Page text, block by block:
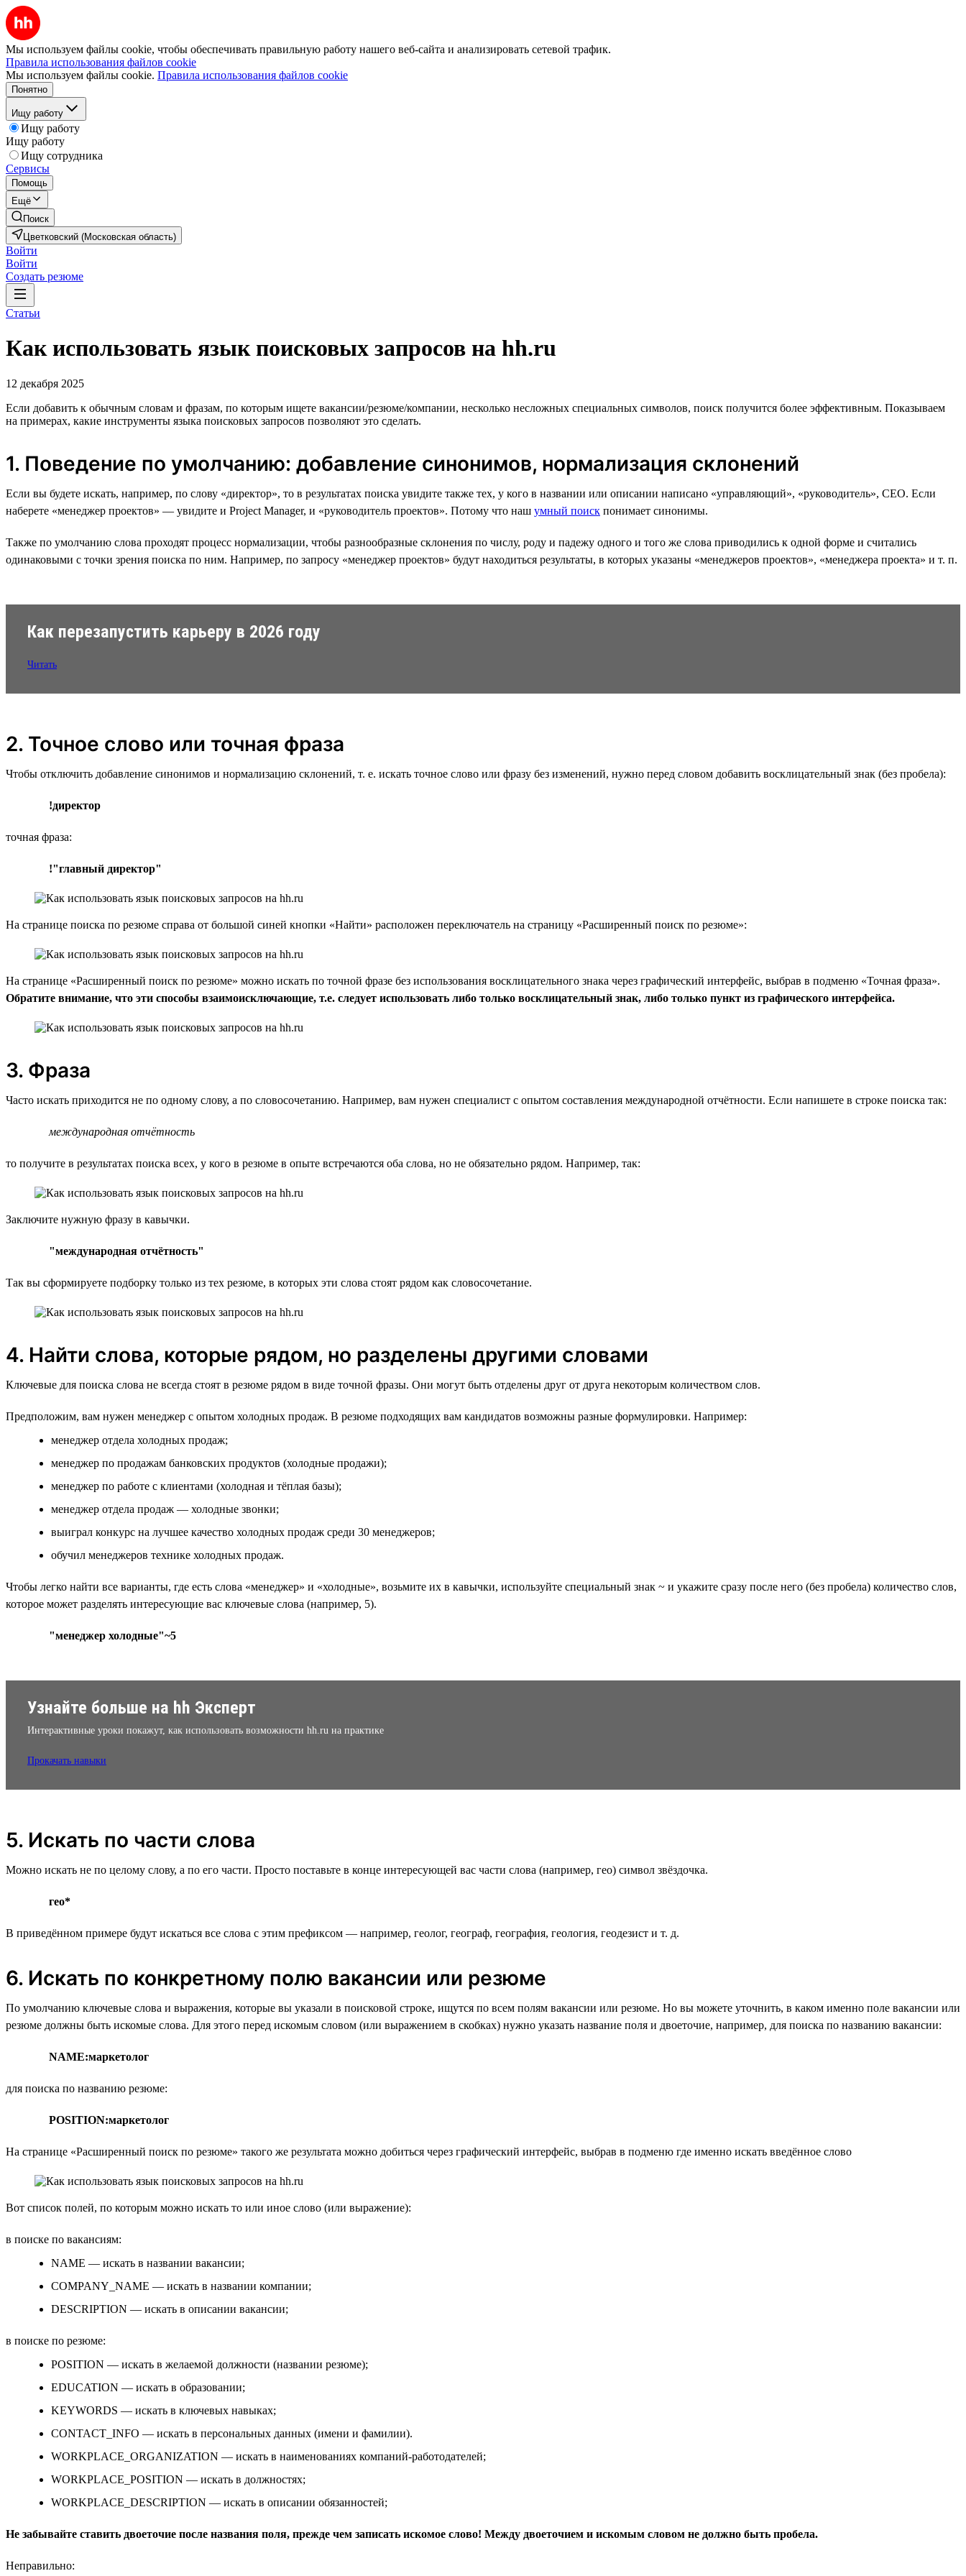
Мы используем файлы cookie, чтобы обеспечивать правильную работу нашего веб-сайта и анализировать сетевой трафик.
Правила использования файлов cookie
Мы используем файлы cookie. Правила использования файлов cookie
Понятно
Ищу работу
Ищу работу
Ищу работу
Ищу сотрудника
Сервисы
Помощь
Ещё
Поиск
Цветковский (Московская область)
Войти
Войти
Создать резюме
Статьи
Как использовать язык поисковых запросов на hh.ru
12 декабря 2025
Если добавить к обычным словам и фразам, по которым ищете вакансии/резюме/компании, несколько несложных специальных символов, поиск получится более эффективным. Показываем
на примерах, какие инструменты языка поисковых запросов позволяют это сделать.
1. Поведение по умолчанию: добавление синонимов, нормализация склонений
Если вы будете искать, например, по слову «директор», то в результатах поиска увидите также тех, у кого в названии или описании написано «управляющий», «руководитель», CEO. Если
наберете «менеджер проектов» — увидите и Project Manager, и «руководитель проектов». Потому что наш умный поиск понимает синонимы.
Также по умолчанию слова проходят процесс нормализации, чтобы разнообразные склонения по числу, роду и падежу одного и того же слова приводились к одной форме и считались
одинаковыми с точки зрения поиска по ним. Например, по запросу «менеджер проектов» будут находиться результаты, в которых указаны «менеджеров проектов», «менеджера проекта» и т. п.
Как перезапустить карьеру в 2026 году
Читать
2. Точное слово или точная фраза
Чтобы отключить добавление синонимов и нормализацию склонений, т. е. искать точное слово или фразу без изменений, нужно перед словом добавить восклицательный знак (без пробела):
!директор
точная фраза:
!"главный директор"
На странице поиска по резюме справа от большой синей кнопки «Найти» расположен переключатель на страницу «Расширенный поиск по резюме»:
На странице «Расширенный поиск по резюме» можно искать по точной фразе без использования восклицательного знака через графический интерфейс, выбрав в подменю «Точная фраза».
Обратите внимание, что эти способы взаимоисключающие, т.е. следует использовать либо только восклицательный знак, либо только пункт из графического интерфейса.
3. Фраза
Часто искать приходится не по одному слову, а по словосочетанию. Например, вам нужен специалист с опытом составления международной отчётности. Если напишете в строке поиска так:
международная отчётность
то получите в результатах поиска всех, у кого в резюме в опыте встречаются оба слова, но не обязательно рядом. Например, так:
Заключите нужную фразу в кавычки.
"международная отчётность"
Так вы сформируете подборку только из тех резюме, в которых эти слова стоят рядом как словосочетание.
4. Найти слова, которые рядом, но разделены другими словами
Ключевые для поиска слова не всегда стоят в резюме рядом в виде точной фразы. Они могут быть отделены друг от друга некоторым количеством слов.
Предположим, вам нужен менеджер с опытом холодных продаж. В резюме подходящих вам кандидатов возможны разные формулировки. Например:
менеджер отдела холодных продаж;
менеджер по продажам банковских продуктов (холодные продажи);
менеджер по работе с клиентами (холодная и тёплая базы);
менеджер отдела продаж — холодные звонки;
выиграл конкурс на лучшее качество холодных продаж среди 30 менеджеров;
обучил менеджеров технике холодных продаж.
Чтобы легко найти все варианты, где есть слова «менеджер» и «холодные», возьмите их в кавычки, используйте специальный знак ~ и укажите сразу после него (без пробела) количество слов,
которое может разделять интересующие вас ключевые слова (например, 5).
"менеджер холодные"~5
Узнайте больше на hh Эксперт
Интерактивные уроки покажут, как использовать возможности hh.ru на практике
Прокачать навыки
5. Искать по части слова
Можно искать не по целому слову, а по его части. Просто поставьте в конце интересующей вас части слова (например, гео) символ звёздочка.
гео*
В приведённом примере будут искаться все слова с этим префиксом — например, геолог, географ, география, геология, геодезист и т. д.
6. Искать по конкретному полю вакансии или резюме
По умолчанию ключевые слова и выражения, которые вы указали в поисковой строке, ищутся по всем полям вакансии или резюме. Но вы можете уточнить, в каком именно поле вакансии или
резюме должны быть искомые слова. Для этого перед искомым словом (или выражением в скобках) нужно указать название поля и двоеточие, например, для поиска по названию вакансии:
NAME:маркетолог
для поиска по названию резюме:
POSITION:маркетолог
На странице «Расширенный поиск по резюме» такого же результата можно добиться через графический интерфейс, выбрав в подменю где именно искать введённое слово
Вот список полей, по которым можно искать то или иное слово (или выражение):
в поиске по вакансиям:
NAME — искать в названии вакансии;
COMPANY_NAME — искать в названии компании;
DESCRIPTION — искать в описании вакансии;
в поиске по резюме:
POSITION — искать в желаемой должности (названии резюме);
EDUCATION — искать в образовании;
KEYWORDS — искать в ключевых навыках;
CONTACT_INFO — искать в персональных данных (имени и фамилии).
WORKPLACE_ORGANIZATION — искать в наименованиях компаний-работодателей;
WORKPLACE_POSITION — искать в должностях;
WORKPLACE_DESCRIPTION — искать в описании обязанностей;
Не забывайте ставить двоеточие после названия поля, прежде чем записать искомое слово! Между двоеточием и искомым словом не должно быть пробела.
Неправильно: